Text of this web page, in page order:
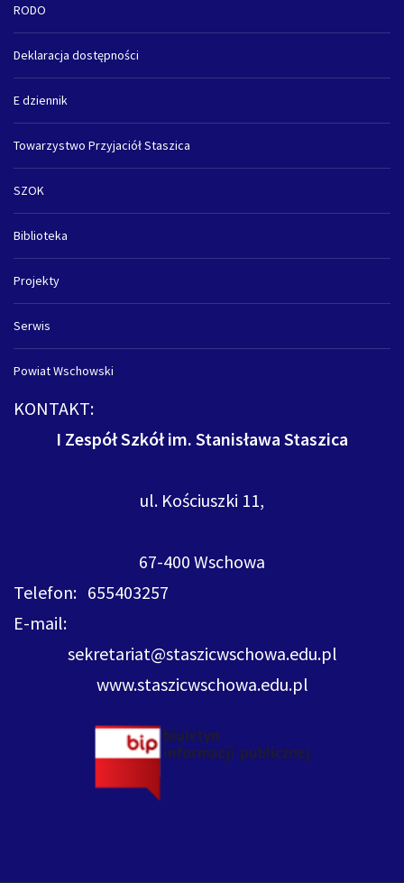
RODO
Deklaracja dostępności
E dziennik
Towarzystwo Przyjaciół Staszica
SZOK
Biblioteka
Projekty
Serwis
Powiat Wschowski
KONTAKT:
I Zespół Szkół im. Stanisława Staszica
ul. Kościuszki 11,
67-400 Wschowa
Telefon: 655403257
E-mail:
sekretariat@staszicwschowa.edu.pl
www.staszicwschowa.edu.pl